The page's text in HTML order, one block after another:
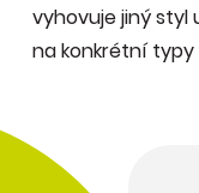
vyhovuje jiný
na konkrétní